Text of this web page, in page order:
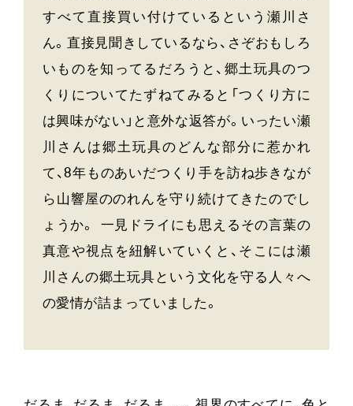
すべて直接買い付けているという瀬川さ
ん。直接見聞きしているなら、さぞおもしろ
いものを知ってるだろうと、郷土玩具のつ
くりについてたずねてみると「つくり方に
は興味がない」と意外な返答が。いったい瀬
川さんは郷土玩具のどんな部分に惹かれ
て、8年ものあいだつくり手を訪ね歩きなが
ら山響屋ののれんを守り続けてきたのでし
ょうか。 一見ドライにも思えるその言葉の
真意や視点を紐解いていくと、そこには瀬
川さんの郷土玩具という文化を守る人々へ
の愛情が詰まっていました。